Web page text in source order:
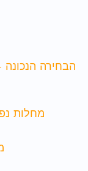
הבחירה הנכונה
מחלות